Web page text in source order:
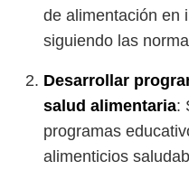
de alimentación en
siguiendo las
Desarrollar
salud alimentaria:
programas
alimenticios